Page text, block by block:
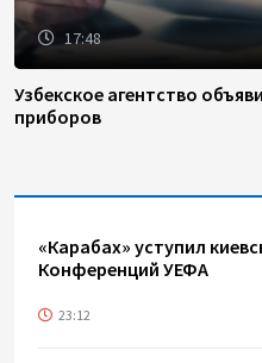
17:48
Узбекское агентство
приборов
«Карабах» уступил
Конференций УЕФА
23:12